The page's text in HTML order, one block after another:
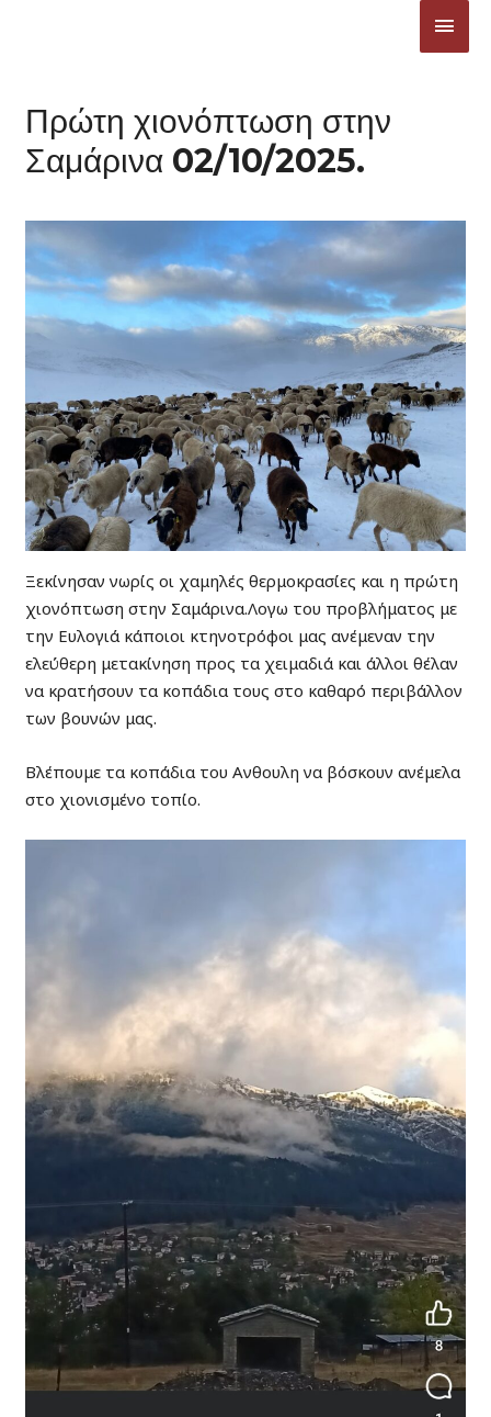
Πρώτη χιονόπτωση στην
Σαμάρινα 02/10/2025.
Ξεκίνησαν νωρίς οι χαμηλές θερμοκρασίες και η πρώτη
χιονόπτωση στην Σαμάρινα.Λογω του προβλήματος με
την Ευλογιά κάποιοι κτηνοτρόφοι μας ανέμεναν την
ελεύθερη μετακίνηση προς τα χειμαδιά και άλλοι θέλαν
να κρατήσουν τα κοπάδια τους στο καθαρό περιβάλλον
των βουνών μας.
Βλέπουμε τα κοπάδια του Ανθουλη να βόσκουν ανέμελα
στο χιονισμένο τοπίο.